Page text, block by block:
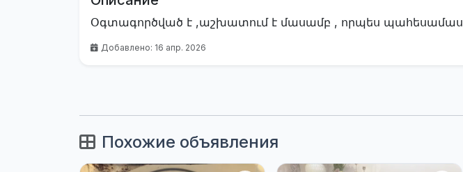
Օգտագործված է ,աշխատում է մասամբ , որպես պահեսամաս
Добавлено: 16 апр. 2026
Похожие объявления